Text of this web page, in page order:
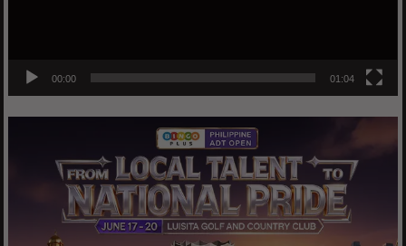
00:00 01:04